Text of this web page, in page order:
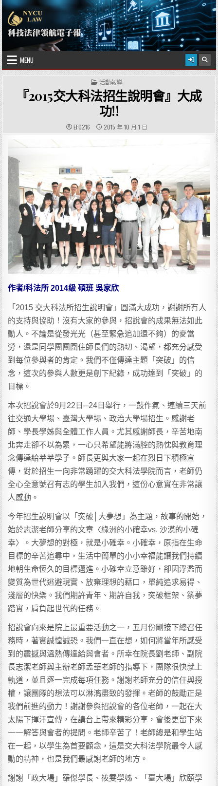
Skip to content 2026 年 8 月 8 日
國立陽明交通大學科技法律學院
MENU
POSTED IN
活動報導
『2015交大科法招生說明會』大成
功!!
AUTHOR:
EF0216 PUBLISHED DATE:
2015 年 10 月 1 日
作者/科法所 2014級 碩班 吳家欣
「2015 交大科法所招生說明會」圓滿大成功，謝謝所有人
的支持與協助！沒有大家的參與，招說會的成果無法如此
動人。不論是從發光光（甚至緊急追加還不夠）的麥當
勞，還是同學團團圍住師長們的熱切、渴望，都充分感受
到每位參與者的肯定。我們不僅傳達主題「突破」的信
念，這次的參與人數更是創下紀錄，成功達到「突破」的
目標。
本次招說會於9月22日─24日舉行，一鼓作氣、連續三天前
往交通大學場、臺灣大學場、政治大學場招生。感謝老
師、學長學姊與全體工作人員。尤其感謝師長，辛苦地南
北奔走卻不以為累，一心只希望能將滿腔的熱忱與教育理
念傳達給莘莘學子。師長更與大家一起在烈日下積極宣
傳，對於招生一向非常踴躍的交大科法學院而言，老師仍
全心全意號召有志的學生加入我們，這份心意實在非常讓
人感動。
今年招生說明會以「突破│大夢想」為主題，故事的開始，
始於志潔老師分享的文章〈綠洲的小確幸vs. 沙漠的小確
幸〉。大夢想的對極，就是小確幸。小確幸，原指在生命
目標的辛苦追尋中，生活中簡單的小小幸福能讓我們持續
地朝生命恆久的目標邁進。小確幸立意雖好，卻因浮濫而
變質為世代逃避現實、放棄理想的藉口，單純追求易得、
淺層的快樂。我們期許青年、期許自我，突破框架、築夢
踏實，肩負起世代的任務。
招說會向來是院上最重要活動之一，五月份剛接下總召任
務時，著實誠惶誠恐。我們一直在想，如何將當年所感受
到的震撼與溫熱傳達給與會者。所幸在院長劉老師、副院
長志潔老師與主辦老師孟華老師的指導下，團隊很快就上
軌道，並且逐一完成每項任務。謝謝老師充分的信任與授
權，讓團隊的想法可以淋漓盡致的發揮。老師的鼓勵正是
我們前進的動力！謝謝參與招說會的各位老師，一起在大
太陽下揮汗宣傳，在講台上帶來精彩分享，會後更留下來
一一解答與會者的提問。老師辛苦了！老師總是和學生站
在一起，以學生為首要顧念，這是交大科法學院最令人感
動的精神，也是我們最感謝老師的地方。
謝謝「政大場」羅傑學長、筱雯學姊、「臺大場」欣頤學